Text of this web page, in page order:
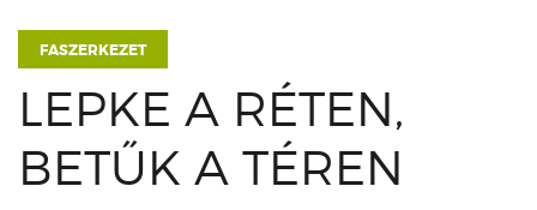
FASZERKEZET
LEPKE A RÉTEN,
BETŰK A TÉREN